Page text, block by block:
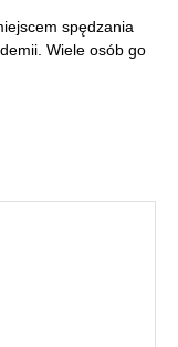
spędzania
Wiele osób go